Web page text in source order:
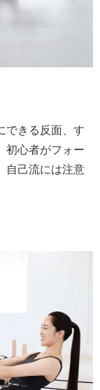
できる反面、す
初心者がフォー
自己流には注意